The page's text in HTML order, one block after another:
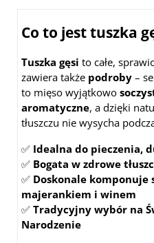
Co to jest tuszka
Tuszka gęsi to całe,
zawiera także podroby –
to mięso wyjątkowo
aromatyczne, a dzięki
tłuszczu nie wysycha
✅ Idealna do pieczenia,
✅ Bogata w zdrowe
✅ Doskonale komponuje
majerankiem i winem
✅ Tradycyjny wybór na
Narodzenie